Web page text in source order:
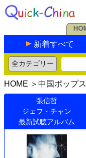
新着すべて
HOME ＞ 中国ポップス
張信哲
ジェフ・チャン
最新試聴アルバム